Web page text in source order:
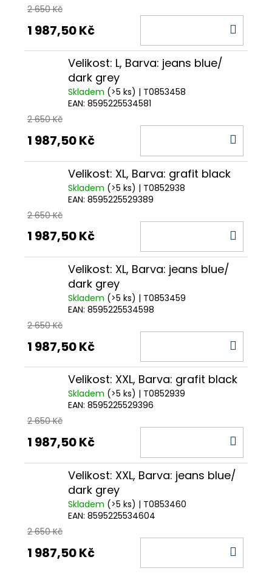
2 650 Kč
1 987,50 Kč
Velikost: L, Barva: jeans blue/
dark grey
Skladem (>5 ks) | T0853458
EAN: 8595225534581
2 650 Kč
1 987,50 Kč
Velikost: XL, Barva: grafit black
Skladem (>5 ks) | T0852938
EAN: 8595225529389
2 650 Kč
1 987,50 Kč
Velikost: XL, Barva: jeans blue/
dark grey
Skladem (>5 ks) | T0853459
EAN: 8595225534598
2 650 Kč
1 987,50 Kč
Velikost: XXL, Barva: grafit black
Skladem (>5 ks) | T0852939
EAN: 8595225529396
2 650 Kč
1 987,50 Kč
Velikost: XXL, Barva: jeans blue/
dark grey
Skladem (>5 ks) | T0853460
EAN: 8595225534604
2 650 Kč
1 987,50 Kč